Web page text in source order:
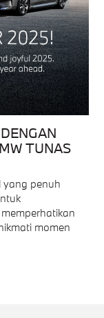
TUNAS
yang penuh
momen